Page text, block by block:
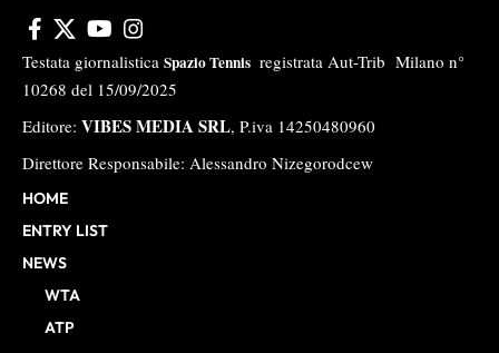
Testata giornalistica Spazio Tennis registrata Aut-Trib Milano n°
10268 del 15/09/2025
Editore: VIBES MEDIA SRL, P.iva 14250480960
Direttore Responsabile: Alessandro Nizegorodcew
HOME
ENTRY LIST
NEWS
WTA
ATP